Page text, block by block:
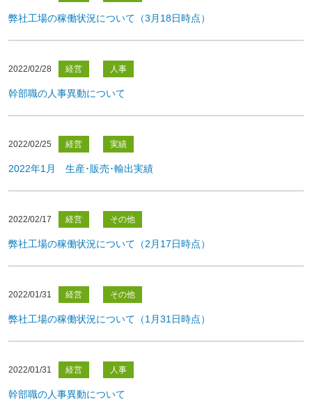
弊社工場の稼働状況について（3月18日時点）
2022/02/28 経営 人事
幹部職の人事異動について
2022/02/25 経営 実績
2022年1月 生産･販売･輸出実績
2022/02/17 経営 その他
弊社工場の稼働状況について（2月17日時点）
2022/01/31 経営 その他
弊社工場の稼働状況について（1月31日時点）
2022/01/31 経営 人事
幹部職の人事異動について